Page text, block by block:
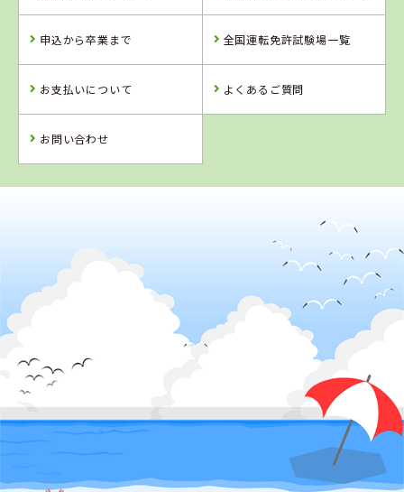
詳 細 予 約
詳 細 予 約
3位
校
予 約
ングスクール
校
イナバ自動車学
校
予 約
予 約
香川県
かんおんじ自動
詳 細
予 約
申込から卒業まで 全国運転免許試験場一覧
お支払いについて よくあるご質問
お問い合わせ